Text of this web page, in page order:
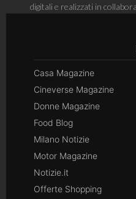
digitali e realizzati in
Casa Magazine
Cineverse Magazine
Donne Magazine
Food Blog
Milano Notizie
Motor Magazine
Notizie.it
Offerte Shopping